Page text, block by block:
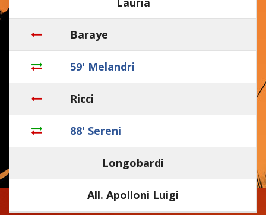
Baraye
59' Melandri
Ricci
88' Sereni
Longobardi
All. Apolloni Luigi